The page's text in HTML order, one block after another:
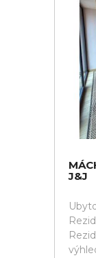
J&J